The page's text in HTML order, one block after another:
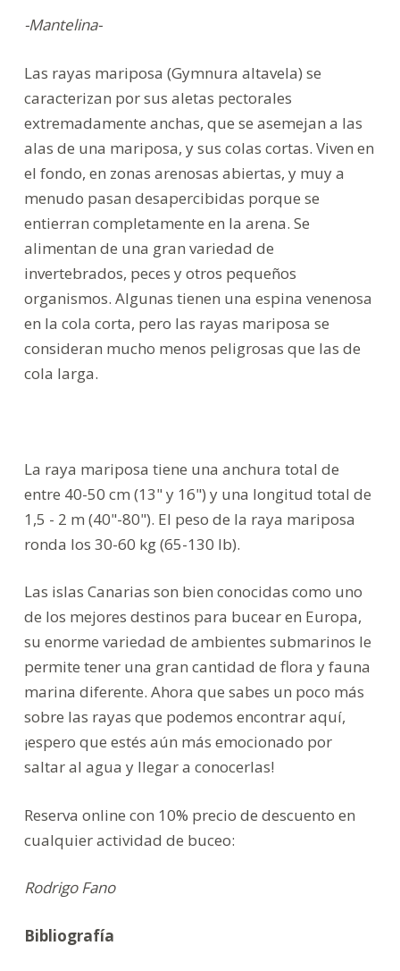
-Mantelina-
Las rayas mariposa (Gymnura altavela) se
caracterizan por sus aletas pectorales
extremadamente anchas, que se asemejan a las
alas de una mariposa, y sus colas cortas. Viven en
el fondo, en zonas arenosas abiertas, y muy a
menudo pasan desapercibidas porque se
entierran completamente en la arena. Se
alimentan de una gran variedad de
invertebrados, peces y otros pequeños
organismos. Algunas tienen una espina venenosa
en la cola corta, pero las rayas mariposa se
consideran mucho menos peligrosas que las de
cola larga.
La raya mariposa tiene una anchura total de
entre 40-50 cm (13" y 16") y una longitud total de
1,5 - 2 m (40"-80"). El peso de la raya mariposa
ronda los 30-60 kg (65-130 lb).
Las islas Canarias son bien conocidas como uno
de los mejores destinos para bucear en Europa,
su enorme variedad de ambientes submarinos le
permite tener una gran cantidad de flora y fauna
marina diferente. Ahora que sabes un poco más
sobre las rayas que podemos encontrar aquí,
¡espero que estés aún más emocionado por
saltar al agua y llegar a conocerlas!
Reserva online con 10% precio de descuento en
cualquier actividad de buceo:
Rodrigo Fano
Bibliografía